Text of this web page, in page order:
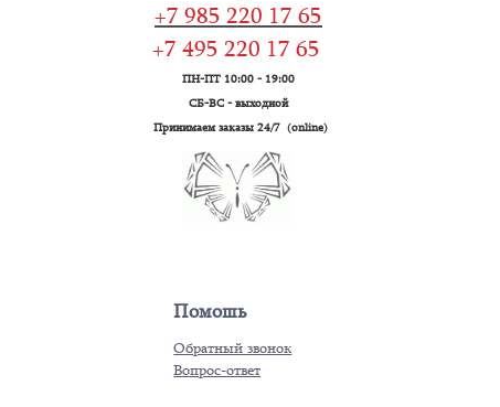
+7 985 220 17 65
+7 495 220 17 65
ПН-ПТ 10:00 - 19:00
СБ-ВС - выходной
Принимаем заказы 24/7 (online)
Помошь
Обратный звонок
Вопрос-ответ